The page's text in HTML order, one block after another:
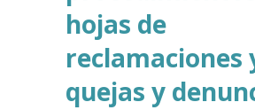
hojas de
reclamaciones
quejas y